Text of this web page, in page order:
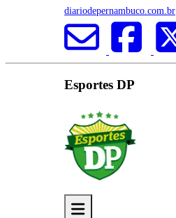
diariodepernambuco.com.br
Esportes DP